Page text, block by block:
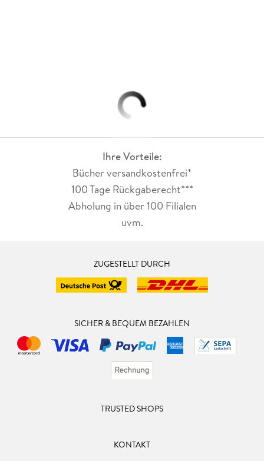
Ihre Vorteile:
Bücher versandkostenfrei*
100 Tage Rückgaberecht***
Abholung in über 100 Filialen
uvm.
ZUGESTELLT DURCH
SICHER & BEQUEM BEZAHLEN
TRUSTED SHOPS
KONTAKT